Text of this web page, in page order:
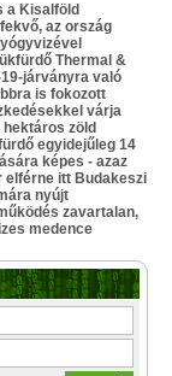
a Kisalföld
az ország
Thermal &
járványra való
is fokozott
várja
hektáros zöld
egyidejűleg 14
képes - azaz
elférne itt Budakeszi
nyújt
zavartalan,
medence